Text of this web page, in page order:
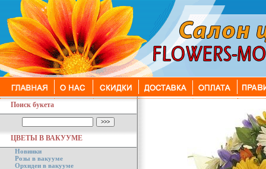
Поиск букета
ЦВЕТЫ В ВАКУУМЕ
Новинки
Розы в вакууме
Орхидеи в вакууме